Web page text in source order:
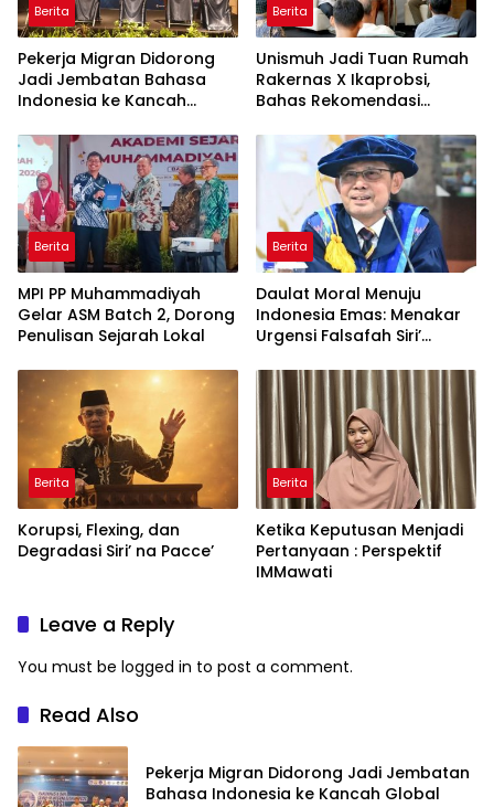
Berita
Pekerja Migran Didorong
Jadi Jembatan Bahasa
Indonesia ke Kancah
Berita
Unismuh Jadi Tuan Rumah
Rakernas X Ikaprobsi,
Bahas Rekomendasi
Indonesia di Tingkat
Global
Berita
MPI PP Muhammadiyah
Gelar ASM Batch 2, Dorong
Penulisan Sejarah Lokal
Berita
Daulat Moral Menuju
Indonesia Emas: Menakar
Urgensi Falsafah Siri’
Ancaman Kleptokrasi
Berita
Korupsi, Flexing, dan
Degradasi Siri’ na Pacce’
Berita
Ketika Keputusan Menjadi
Pertanyaan : Perspektif
IMMawati
Leave a Reply
You must be logged in to post a comment.
Read Also
Pekerja Migran Didorong Jadi Jembatan
Bahasa Indonesia ke Kancah Global